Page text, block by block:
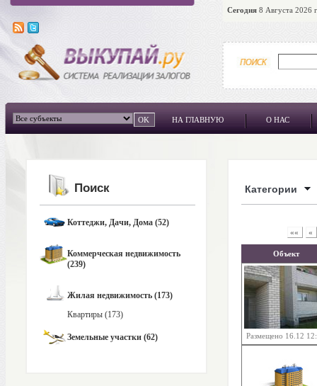
Сегодня 8 Августа 2026
НА ГЛАВНУЮ О НАС
Поиск
Коттеджи, Дачи, Дома (52)
Коммерческая недвижимость
(239)
Жилая недвижимость (173)
Квартиры (173)
Земельные участки (62)
Категории
«« «
Объект
Размещено 16.12